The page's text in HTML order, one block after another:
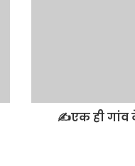
✍️एक ही गांव